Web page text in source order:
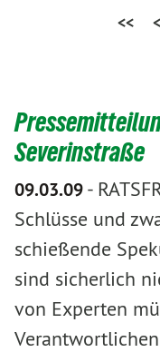
<< <
Severinstraße
09.03.09-
Schlüsse und
schießende
sind sicherlich
von Experten